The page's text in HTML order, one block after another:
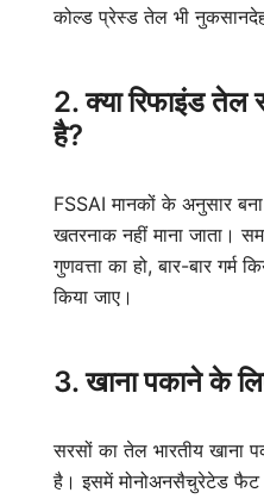
कोल्ड प्रेस्ड तेल भी
2. क्या रिफाइंड तेल
है?
FSSAI मानकों के अनुसार
खतरनाक नहीं माना जाता।
गुणवत्ता का हो, बार-बार गर्म
किया जाए।
3. खाना पकाने के
सरसों का तेल भारतीय खाना
है। इसमें मोनोअनसैचुरेटेड फैट